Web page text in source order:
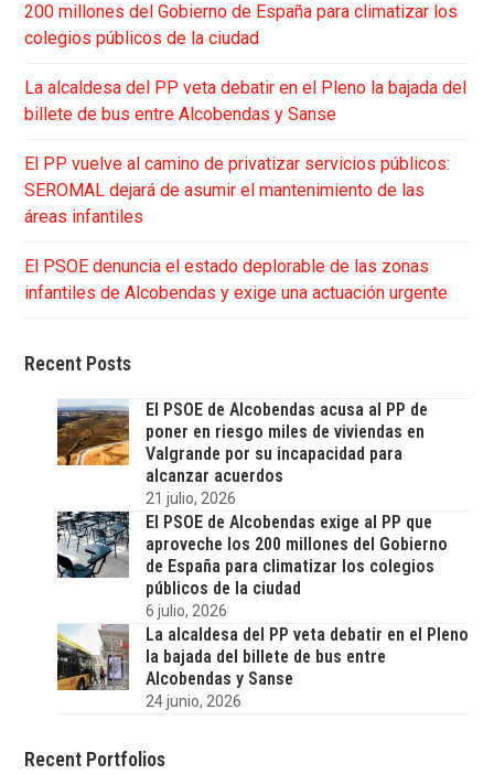
200 millones del Gobierno de España para climatizar los
colegios públicos de la ciudad
La alcaldesa del PP veta debatir en el Pleno la bajada del
billete de bus entre Alcobendas y Sanse
El PP vuelve al camino de privatizar servicios públicos:
SEROMAL dejará de asumir el mantenimiento de las
áreas infantiles
El PSOE denuncia el estado deplorable de las zonas
infantiles de Alcobendas y exige una actuación urgente
Recent Posts
El PSOE de Alcobendas acusa al PP de
poner en riesgo miles de viviendas en
Valgrande por su incapacidad para
alcanzar acuerdos
21 julio, 2026
El PSOE de Alcobendas exige al PP que
aproveche los 200 millones del Gobierno
de España para climatizar los colegios
públicos de la ciudad
6 julio, 2026
La alcaldesa del PP veta debatir en el Pleno
la bajada del billete de bus entre
Alcobendas y Sanse
24 junio, 2026
Recent Portfolios